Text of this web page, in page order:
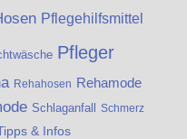
Pflegehilfsmittel
Pfleger
Rehahosen Rehamode
Schlaganfall Schmerz
& Infos